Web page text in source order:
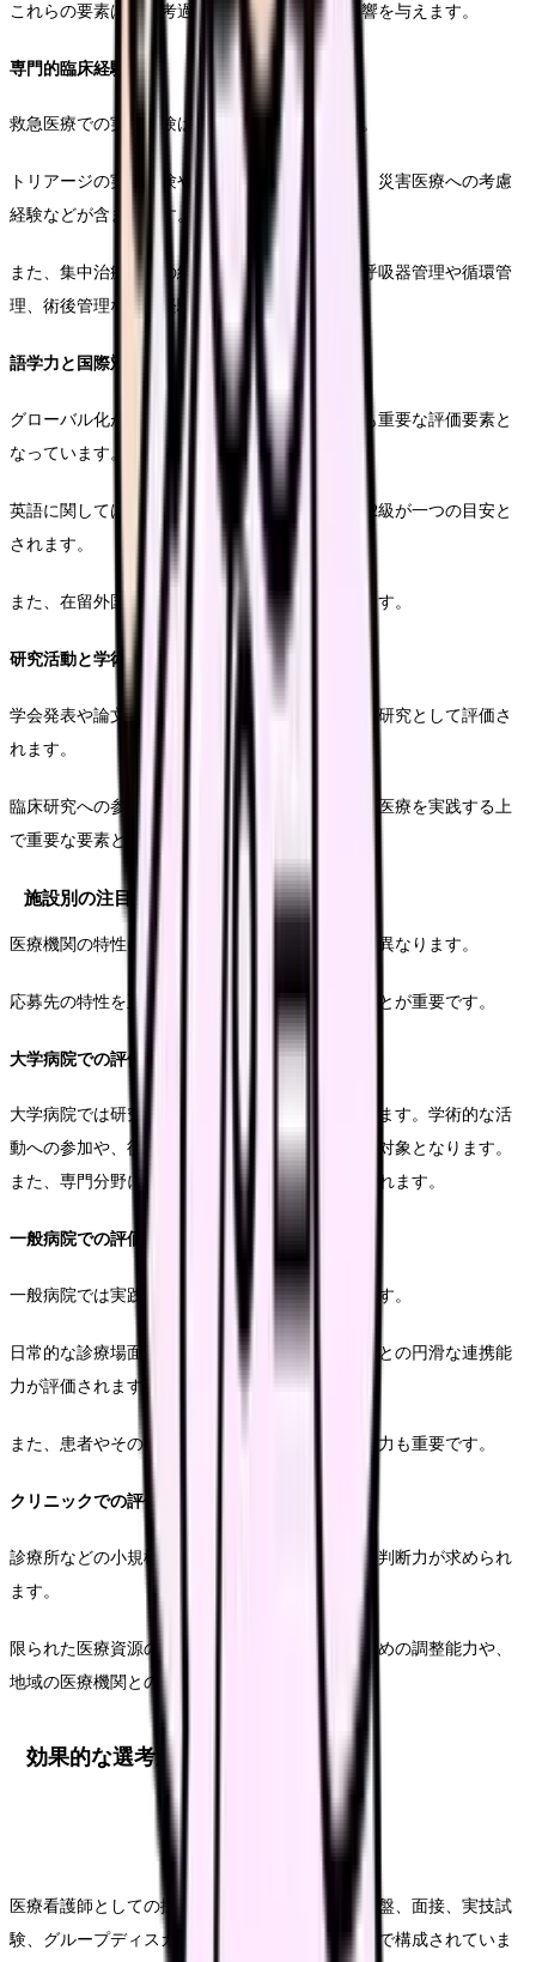
これらの要素は、選考過程での評価に大きく影響を与えます。
専門的臨床経験
救急医療での実務経験は特に高く評価されます。
トリアージの実施経験や重症患者への対応経験、災害医療への考慮
経験などが含まれます。
また、集中治療室での経験も重要視され、人工呼吸器管理や循環管
理、術後管理などの経験が求められます。
語学力と国際対応
グローバル化が進む医療現場では、外国語能力も重要な評価要素と
なっています。
英語に関してはTOEIC700点以上や医療英語検定2級が一つの目安と
されます。
また、在留外国人患者への対応経験も評価されます。
研究活動と学術実績
学会発表や論文執筆の経験は、医療の質向上への研究として評価さ
れます。
臨床研究への参加経験も、エビデンスに基づいて医療を実践する上
で重要な要素として考慮されます。
施設別の注目ポイント
医療機関の特性によって、重視されるポイントは異なります。
応募先の特性を正しく、応じた施設準備を行うことが重要です。
大学病院での評価基準
大学病院では研究実績と教育能力が特に重視されます。学術的な活
動への参加や、後進の育成に関する経験が評価の対象となります。
また、専門分野における深い知識と技術も求められます。
一般病院での評価基準
一般病院では実践的な臨床能力が最も重視されます。
日常的な診療場面での直感的な判断力や、他分野との円滑な連携能
力が評価されます。
また、患者やその家族とのコミュニケーション能力も重要です。
クリニックでの評価基準
診療所などの小規模医療機関では、より独立した判断力が求められ
ます。
限られた医療資源の中で最適な医療を提供するための調整能力や、
地域の医療機関との連携経験が重視されます。
効果的な選考対策
医療看護師としての採用選考は、書類選考から序盤、面接、実技試
験、グループディスカッションなど、複数の段階で構成されていま